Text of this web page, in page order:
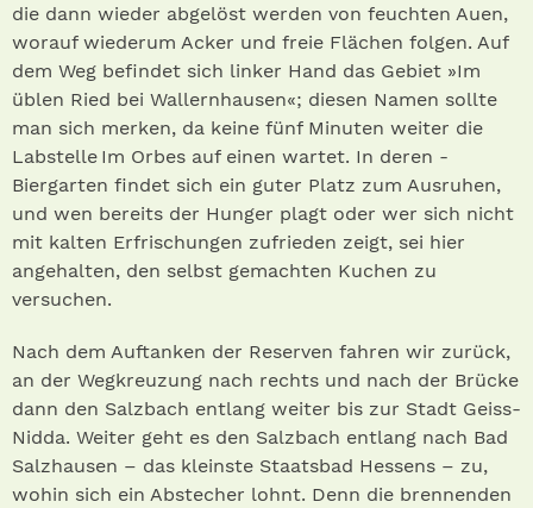
die dann wieder abgelöst werden von feuchten Auen,
worauf wiederum Acker und freie Flächen folgen. Auf
dem Weg befindet sich linker Hand das Gebiet »Im
üblen Ried bei Wallernhausen«; diesen Namen sollte
man sich merken, da keine fünf Minuten weiter die
Labstelle Im Orbes auf einen wartet. In deren ­
Biergarten findet sich ein guter Platz zum Ausruhen,
und wen bereits der Hunger plagt oder wer sich nicht
mit kalten Erfrischungen zufrieden zeigt, sei hier
angehalten, den selbst gemachten Kuchen zu
versuchen.
Nach dem Auftanken der Reserven fahren wir zurück,
an der Wegkreuzung nach rechts und nach der Brücke
dann den Salzbach entlang weiter bis zur Stadt Geiss-
Nidda. Weiter geht es den Salzbach entlang nach Bad
Salzhausen – das kleinste Staatsbad Hessens – zu,
wohin sich ein Abstecher lohnt. Denn die brennenden